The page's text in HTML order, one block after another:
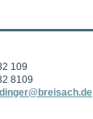
109
8109